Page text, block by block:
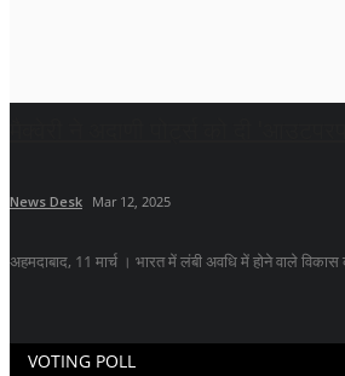
News Desk Mar 12, 2025
अहमदाबाद, 11 मार्च । भारत में लंबी अवधि में होने वाले
VOTING POLL